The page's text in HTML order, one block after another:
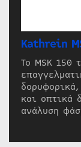
Kathrein
Το MSK 150
και οπτικά
ανάλυση